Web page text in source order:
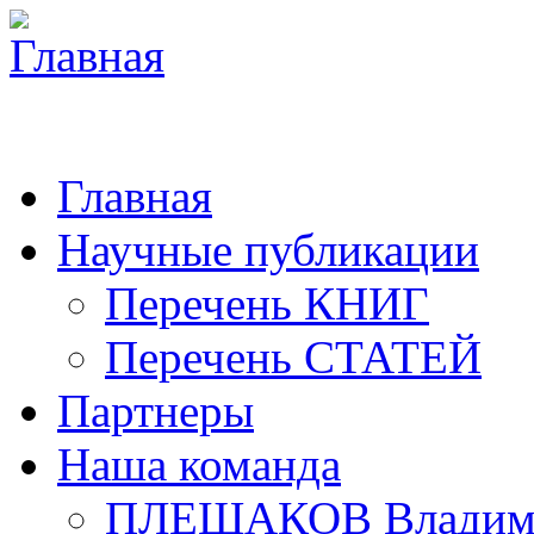
Главная
Научные публикации
Перечень КНИГ
Перечень СТАТЕЙ
Партнеры
Наша команда
ПЛЕШАКОВ